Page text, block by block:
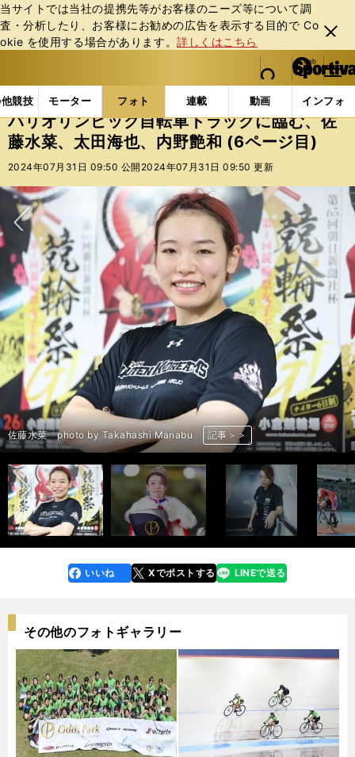
当サイトでは当社の提携先等がお客様のニーズ等について調
査・分析したり、お客様にお勧めの広告を表⽰する⽬的で Co
okie を使⽤する場合があります。詳しくはこちら
閉じ
る
web Sportiva (webスポルティーバ)
検索
マイペ
ー
ジ
メニュ
競技 モーター フォト 連載 動画 インフォ
b
ス
ポ
ル
ー
バ
フォトギャラリー コラムフォト パリオリンピック
パリオリンピック自転車トラックに臨む、佐
藤水菜、太田海也、内野艶和 (6ページ目)
2024年07月31日 09:50 公開 2024年07月31日 09:50 更新
次へ
内野艶和 photo by Gunki Hiroshi 記事＞＞
内野艶和 photo by Gunki Hiroshi 記事＞＞
内野艶和 photo by Gunki Hiroshi 記事＞＞
内野艶和 photo by Gunki Hiroshi 記事＞＞
内野艶和 photo by Gunki Hiroshi 記事＞＞
佐藤水菜 photo by Takahashi Manabu 記事＞＞
佐藤水菜 photo by Takahashi Manabu 記事＞＞
佐藤水菜 photo by Noto Sunao（a presto） 記事＞＞
佐藤水菜 photo by Takahashi Manabu 記事＞＞
佐藤水菜 photo by Takahashi Manabu 記事＞＞
太田海也 photo by Takahashi Manabu 記事＞＞
太田海也（左） photo by JKA 記事＞＞
太田海也（右） photo by JKA 記事＞＞
太田海也 photo by Takahashi Manabu 記事＞＞
太田海也 photo by JKA 記事＞＞
前へ
faceboo
k
いいね Xでポストする
line LINEで送る
その他のフォトギャラリー